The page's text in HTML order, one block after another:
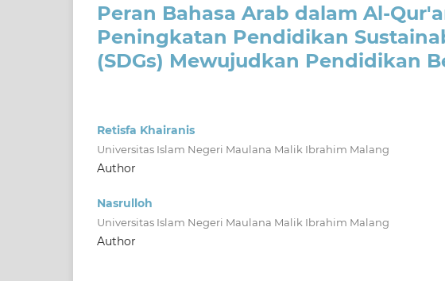
Peran Bahasa Arab dalam Al-
Peningkatan Pendidikan
(SDGs) Mewujudkan Pendidikan
Retisfa Khairanis
Universitas Islam Negeri Maulana Malik Ibrahim Malang
Author
Nasrulloh
Universitas Islam Negeri Maulana Malik Ibrahim Malang
Author